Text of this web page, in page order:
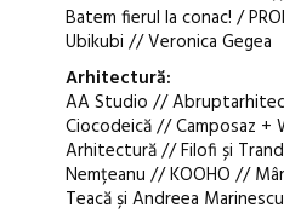
Batem fierul la conac! /
Ubikubi // Veronica Gegea
Arhitectură:
AA Studio //
Ciocodeică // Camposaz +
Arhitectură // Filofi și
Nemțeanu // KOOHO //
Teacă și Andreea